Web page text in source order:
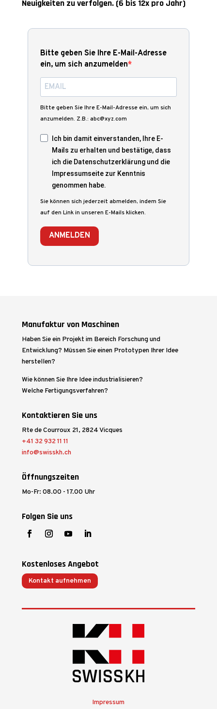
Neuigkeiten zu verfolgen. (6 bis 12x pro Jahr)
Bitte geben Sie Ihre E-Mail-Adresse
ein, um sich anzumelden
Bitte geben Sie Ihre E-Mail-Adresse ein, um sich
anzumelden. Z.B.: abc@xyz.com
Ich bin damit einverstanden, Ihre E-
Mails zu erhalten und bestätige, dass
ich die Datenschutzerklärung und die
Impressumseite zur Kenntnis
genommen habe.
Sie können sich jederzeit abmelden, indem Sie
auf den Link in unseren E-Mails klicken.
ANMELDEN
Manufaktur von Maschinen
Haben Sie ein Projekt im Bereich Forschung und
Entwicklung? Müssen Sie einen Prototypen Ihrer Idee
herstellen?
Wie können Sie Ihre Idee industrialisieren?
Welche Fertigungsverfahren?
Kontaktieren Sie uns
Rte de Courroux 21, 2824 Vicques
+41 32 932 11 11
info@swisskh.ch
Öffnungszeiten
Mo-Fr: 08.00 - 17.00 Uhr
Folgen Sie uns
Kostenloses Angebot
Kontakt aufnehmen
Impressum